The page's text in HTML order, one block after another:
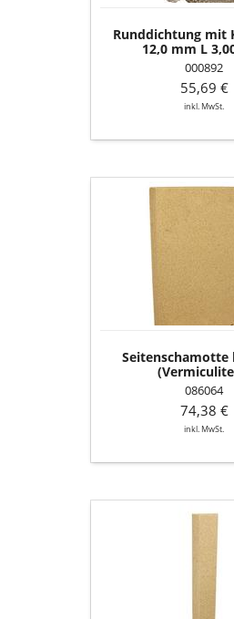
Runddichtung mit
12,0 mm L
000892
55,69 €
inkl. MwSt.
Seitenschamotte
(Vermiculite)
Seitenschamotte
086064
74,38 €
inkl. MwSt.
Seitenschamotte